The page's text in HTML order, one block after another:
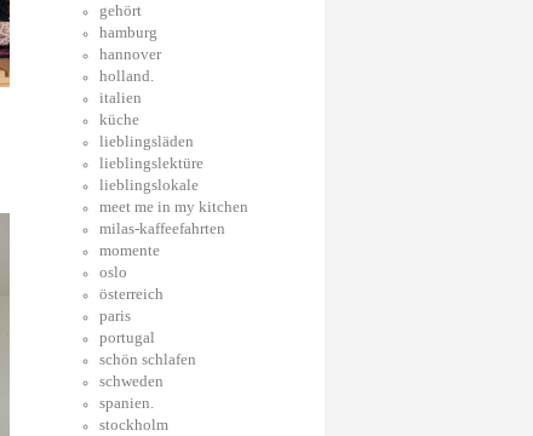
gehört
hamburg
hannover
holland.
italien
küche
lieblingsläden
lieblingslektüre
lieblingslokale
meet me in my kitchen
milas-kaffeefahrten
momente
oslo
österreich
paris
portugal
schön schlafen
schweden
spanien.
stockholm